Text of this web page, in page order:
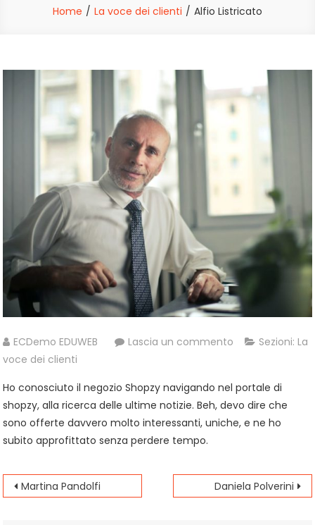
Home La voce dei clienti Alfio Listricato
ECDemo EDUWEB Lascia un commento Sezioni: La
voce dei clienti
Ho conosciuto il negozio Shopzy navigando nel portale di
shopzy, alla ricerca delle ultime notizie. Beh, devo dire che
sono offerte davvero molto interessanti, uniche, e ne ho
subito approfittato senza perdere tempo.
Navigazione
Martina Pandolfi Daniela Polverini